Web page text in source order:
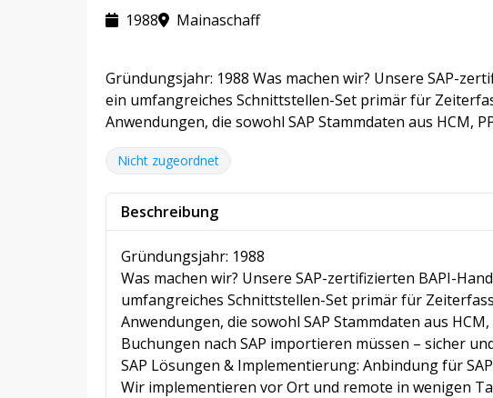
1988 Mainaschaff
Gründungsjahr: 1988 Was machen wir? Unsere SAP-
ein umfangreiches Schnittstellen-Set primär für
Anwendungen, die sowohl SAP Stammdaten aus HCM,
Nicht zugeordnet
Beschreibung
Gründungsjahr: 1988
Was machen wir? Unsere SAP-zertifizierten BAPI-
umfangreiches Schnittstellen-Set primär für
Anwendungen, die sowohl SAP Stammdaten aus
Buchungen nach SAP importieren müssen – sicher
SAP Lösungen & Implementierung: Anbindung für
Wir implementieren vor Ort und remote in wenigen